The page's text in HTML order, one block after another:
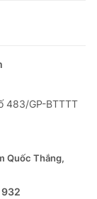
483/GP-BTTTT
Quốc Thắng,